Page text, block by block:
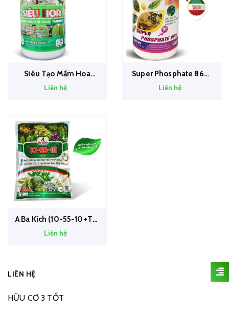
Siêu Tạo Mầm Hoa
Tanofa 0-25-30 +TE Hũ
Liên hệ
Super Phosphate 86%
(Siêu Lân 86 + TE)
Liên hệ
A Ba Kích (10-55-10+TE)
tạo mầm hoa
Liên hệ
LIÊN HỆ
HỮU CƠ 3 TỐT